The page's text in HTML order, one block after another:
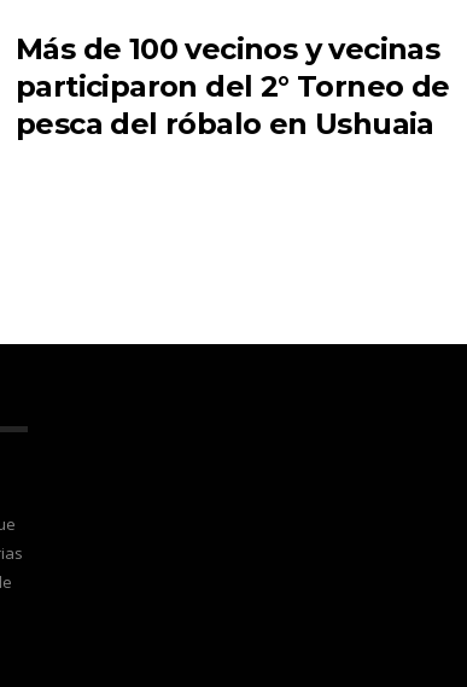
Más de 100 vecinos y vecinas
participaron del 2° Torneo de
pesca del róbalo en Ushuaia